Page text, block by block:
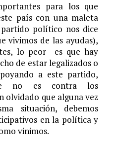
para los que
país con una maleta
político nos dice
vivimos de las ayudas),
lo peor es que hay
de estar legalizados o
a este partido,
no es contra los
olvidado que alguna vez
situación, debemos
en la política y
vinimos.